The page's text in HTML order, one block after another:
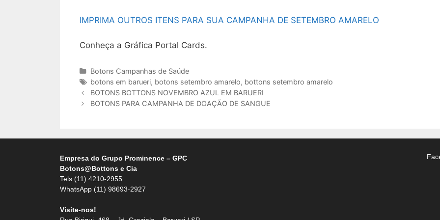
IMPRIMA OUTROS ITENS PARA SUA CAMPANHA DE SETEMBRO AMARELO
Conheça a Gráfica Portal Cards.
Botons Campanhas de Saúde
botons em barueri, botons setembro amarelo, bottons setembro amarelo
BOTONS BOTTONS NOVEMBRO AZUL EM BARUERI
BOTONS PARA CAMPANHA DE DOAÇÃO DE SANGUE
Empresa do Grupo Prominence – GPC
Botons@Bottons e Cia
Tels (11) 4210-2955
WhatsApp (11) 98693-2927
Visite-nos!